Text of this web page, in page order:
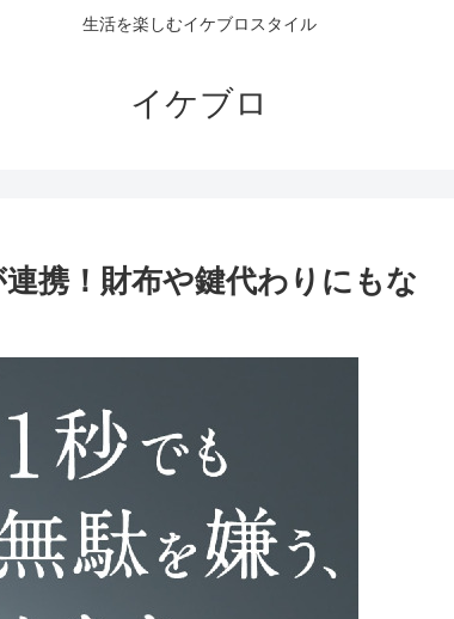
生活を楽しむイケブロスタイル
イケブロ
携！財布や鍵代わりにもな